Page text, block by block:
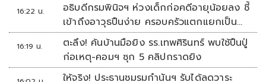
16:22 น.
อธิบดีกรมพินิจฯ ห่วงเด็กก่อคดีอายุน้อยลง ชี้
เข้าถึงอาวุธปืนง่าย ครอบครัวแตกแยกเป็น
ชนวนสำคัญ
16:19 น.
ตะลึง! ค้นบ้านมือยิง รร.เทพศิรินทร์ พบใช้ปืนปู่
ก่อเหตุ-คอมฯ ซุก 5 คลิปกราดยิง
ให้จริง! ประธานชมรมกำนันฯ รับได้ลดวาระ